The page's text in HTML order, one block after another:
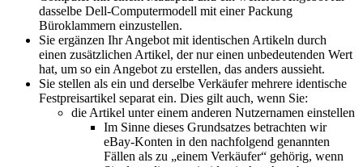
dasselbe Dell-Computermodell mit einer Packung
Büroklammern einzustellen.
Sie ergänzen Ihr Angebot mit identischen Artikeln durch
einen zusätzlichen Artikel, der nur einen unbedeutenden Wert
hat, um so ein Angebot zu erstellen, das anders aussieht.
Sie stellen als ein und derselbe Verkäufer mehrere identische
Festpreisartikel separat ein. Dies gilt auch, wenn Sie:
die Artikel unter einem anderen Nutzernamen einstellen
Im Sinne dieses Grundsatzes betrachten wir
eBay-Konten in den nachfolgend genannten
Fällen als zu „einem Verkäufer“ gehörig, wenn